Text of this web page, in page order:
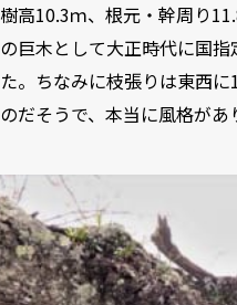
樹高10.3ｍ、根元・幹周り
の巨木として大正時代に国
た。ちなみに枝張りは東西
のだそうで、本当に風格があ